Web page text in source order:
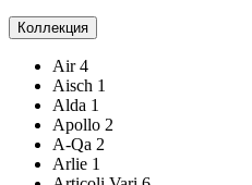
Коллекция
Air 4
Aisch 1
Alda 1
Apollo 2
A-Qa 2
Arlie 1